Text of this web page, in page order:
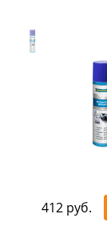
412 руб.